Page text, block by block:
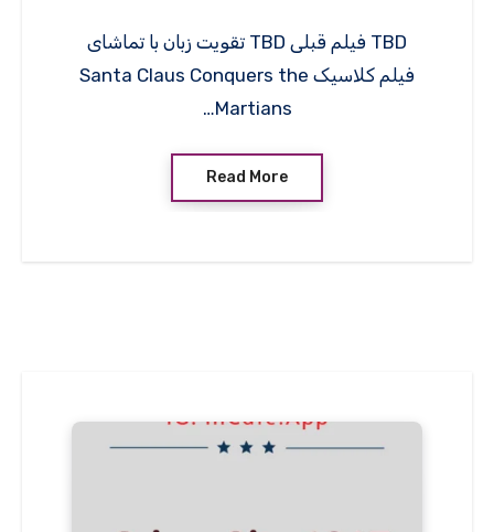
TBD فیلم قبلی TBD تقویت زبان با تماشای
فیلم کلاسیک Santa Claus Conquers the
Martians…
Read More